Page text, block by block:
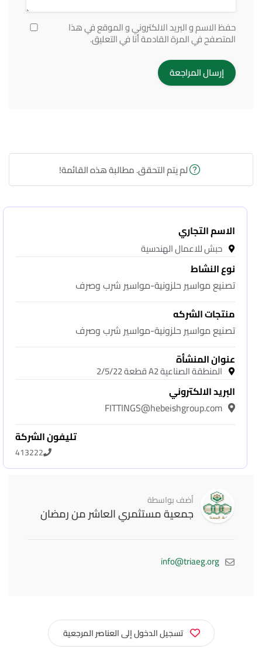
حفظ الاسم و البريد الالكتروني و الموقع في هذا
المتصفح في المرة القادمة أنا في التعليق.
لم يتم التحقق. مطالبة هذه القائمة!
الاسم التجاري
حبش للاعمال الهندسية
نوع النشاط
تصنيع مواسير حلزونية-مواسير شرب وصرف
منتجات الشركه
تصنيع مواسير حلزونية-مواسير شرب وصرف
عنوان المنشأة
المنطقة الصناعية A2 قطعة 2/5/22
البريد الالكتروني
FITTINGS@hebeishgroup.com
تليفون الشركة
413222
أضف بواسطة
جمعية مستثمري العاشر من رمضان
info@triaeg.org
تسجيل الدخول إلى العناصر المرجعية